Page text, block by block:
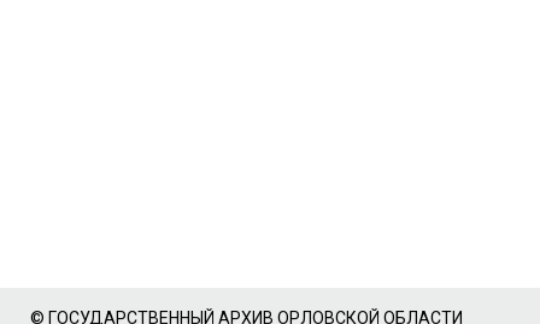
© ГОСУДАРСТВЕННЫЙ АРХИВ ОРЛОВСКОЙ ОБЛАСТИ